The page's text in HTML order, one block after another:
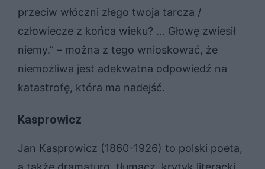
przeciw włóczni złego twoja tarcza /
człowiecze z końca wieku? … Głowę zwiesił
niemy.” – można z tego wnioskować, że
niemożliwa jest adekwatna odpowiedź na
katastrofę, która ma nadejść.
Kasprowicz
Jan Kasprowicz (1860-1926) to polski poeta,